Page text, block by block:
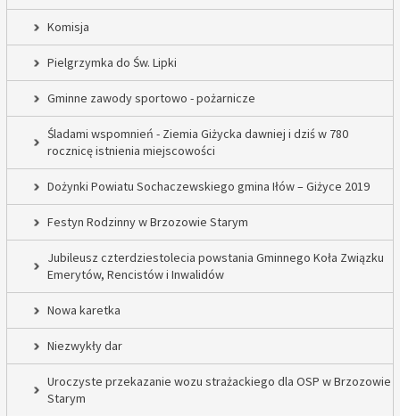
Komisja
Pielgrzymka do Św. Lipki
Gminne zawody sportowo - pożarnicze
Śladami wspomnień - Ziemia Giżycka dawniej i dziś w 780
rocznicę istnienia miejscowości
Dożynki Powiatu Sochaczewskiego gmina Iłów – Giżyce 2019
Festyn Rodzinny w Brzozowie Starym
Jubileusz czterdziestolecia powstania Gminnego Koła Związku
Emerytów, Rencistów i Inwalidów
Nowa karetka
Niezwykły dar
Uroczyste przekazanie wozu strażackiego dla OSP w Brzozowie
Starym